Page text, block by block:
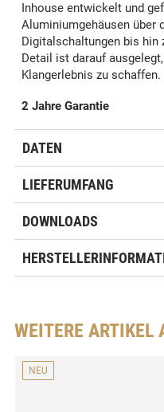
Inhouse entwickelt und
Aluminiumgehäusen über
Digitalschaltungen bis hin
Detail ist darauf
Klangerlebnis zu schaffen.
2 Jahre Garantie
DATEN
LIEFERUMFANG
DOWNLOADS
WEITERE ARTIKEL
NEU